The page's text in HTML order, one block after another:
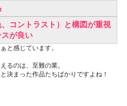
、コントラスト）と構図が重視
が良い
と感じています。
るのは、至難の業。
決まった作品たちばかりですよね！